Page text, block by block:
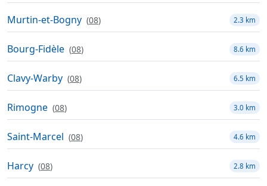
Murtin-et-Bogny (08) 2.3 km
Bourg-Fidèle (08) 8.6 km
Clavy-Warby (08) 6.5 km
Rimogne (08) 3.0 km
Saint-Marcel (08) 4.6 km
Harcy (08) 2.8 km